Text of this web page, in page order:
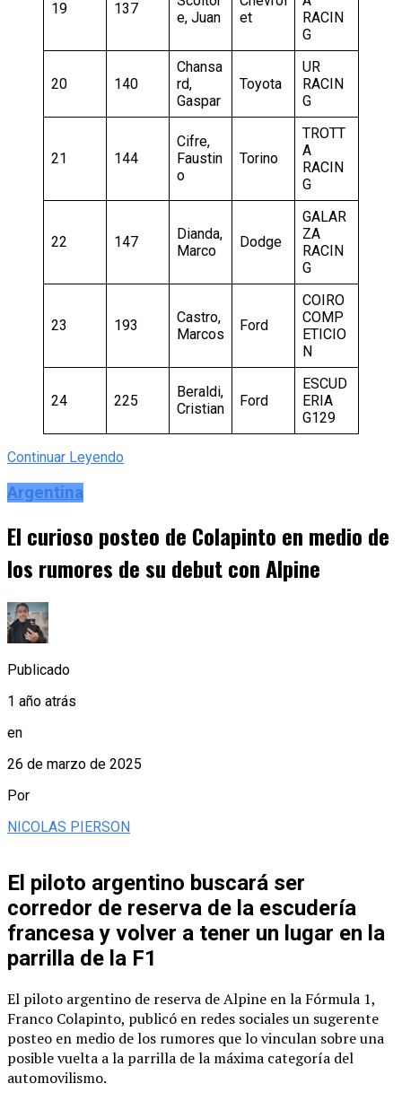
19 137
e, Juan
et
RACIN
G
20 140
Chansa
rd,
Gaspar
Toyota
UR
RACIN
G
21 144
Cifre,
Faustin
o
Torino
TROTT
A
RACIN
G
22 147
Dianda,
Marco
Dodge
GALAR
ZA
RACIN
G
23 193
Castro,
Marcos
Ford
COIRO
COMP
ETICIO
N
24 225
Beraldi,
Cristian
Ford
ESCUD
ERIA
G129
Continuar Leyendo
Argentina
El curioso posteo de Colapinto en medio de
los rumores de su debut con Alpine
Publicado
1 año atrás
en
26 de marzo de 2025
Por
NICOLAS PIERSON
El piloto argentino buscará ser
corredor de reserva de la escudería
francesa y volver a tener un lugar en la
parrilla de la F1
El piloto argentino de reserva de Alpine en la Fórmula 1,
Franco Colapinto, publicó en redes sociales un sugerente
posteo en medio de los rumores que lo vinculan sobre una
posible vuelta a la parrilla de la máxima categoría del
automovilismo.